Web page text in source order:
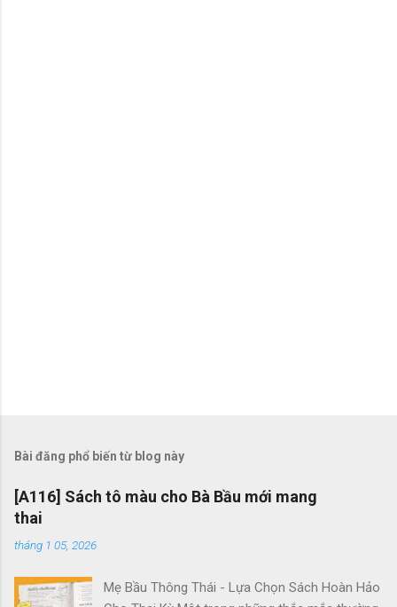
Bài đăng phổ biến từ blog này
[A116] Sách tô màu cho Bà Bầu mới mang
thai
tháng 1 05, 2026
Mẹ Bầu Thông Thái - Lựa Chọn Sách Hoàn Hảo